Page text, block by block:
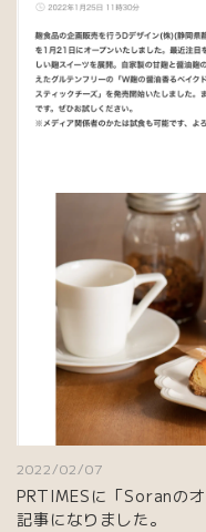
PRTIMESに「Soranの
記事になりました。
2022/02/07